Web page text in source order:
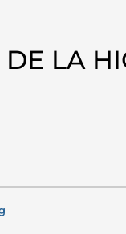
LA